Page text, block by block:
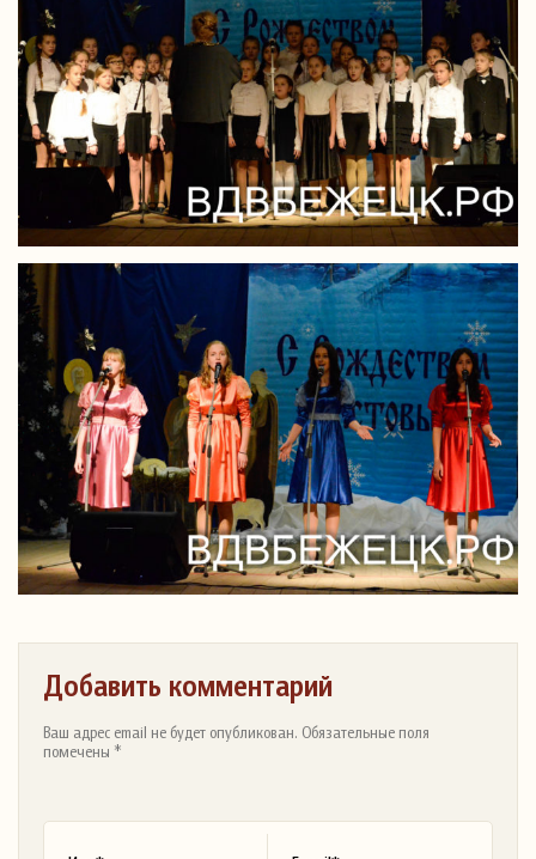
Добавить комментарий
Ваш адрес email не будет опубликован. Обязательные поля
помечены *